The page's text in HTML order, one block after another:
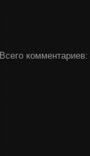
Всего комментариев: